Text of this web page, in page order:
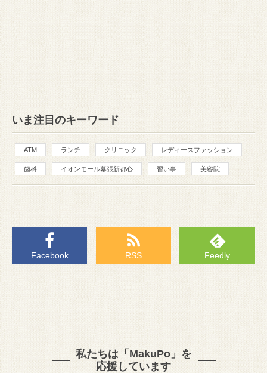
いま注目のキーワード
ATM ランチ クリニック レディースファッション
歯科 イオンモール幕張新都心 習い事 美容院
Facebook RSS Feedly
私たちは「MakuPo」を
応援しています